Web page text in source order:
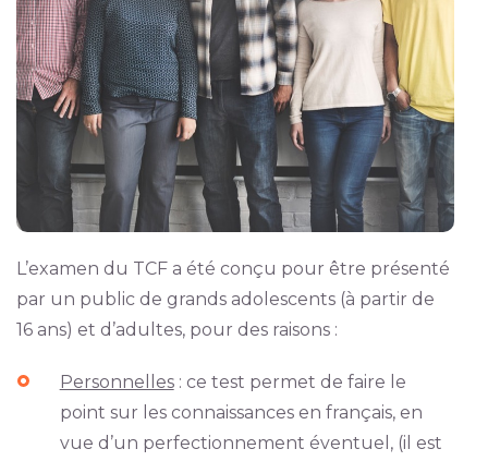
L’examen du TCF a été conçu pour être présenté
par un public de grands adolescents (à partir de
16 ans) et d’adultes, pour des raisons :
Personnelles: ce test permet de faire le
point sur les connaissances en français, en
vue d’un perfectionnement éventuel, (il est